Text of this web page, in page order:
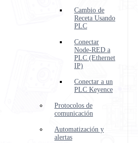
Cambio de
Receta Usando
PLC
Conectar
Node-RED a
PLC (Ethernet
IP)
Conectar a un
PLC Keyence
Protocolos de
comunicación
Automatización y
alertas